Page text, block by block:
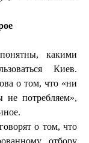
какими
Киев.
о том, что «ни
не потребляем»,
о том, что
отбору